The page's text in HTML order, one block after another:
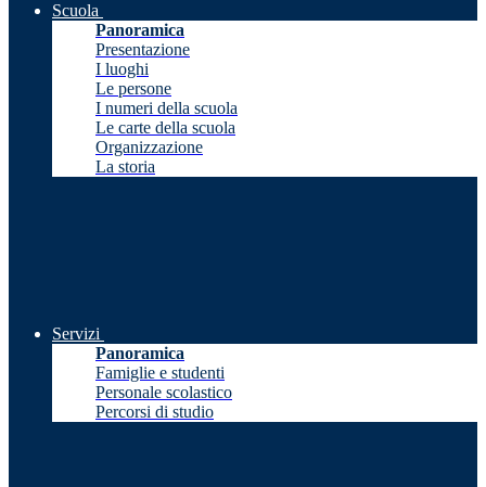
Scuola
Panoramica
Presentazione
I luoghi
Le persone
I numeri della scuola
Le carte della scuola
Organizzazione
La storia
Servizi
Panoramica
Famiglie e studenti
Personale scolastico
Percorsi di studio